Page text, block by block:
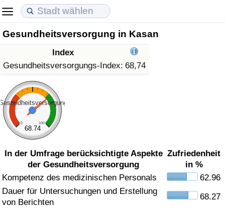
Gesundheitsversorgung in Kasan
Index
Gesundheitsversorgungs-Index: 68,74
0 100
68.74
In der Umfrage berücksichtigte Aspekte
der Gesundheitsversorgung
Zufriedenheit
in %
Kompetenz des medizinischen Personals
62.96
Dauer für Untersuchungen und Erstellung
von Berichten
68.27
Lebenshaltungskosten
Lebenshaltungskosten-Index (aktuell)
Lebenshaltungskosten-Index
Lebenshaltungskosten-Index nach Land
in Akaba
Immobilienpreise
Immobilienpreis-Index (aktuell)
Immobilienpreis-Index
Immobilienpreis-Index nach Land
Lebensqualität
Lebensqualität-Index
Lebensqualität-Index (aktuell)
Lebensqualitätsindex nach Land
Kriminalität
Kriminalitäts-Index (aktuell)
Kriminalitäts-Index